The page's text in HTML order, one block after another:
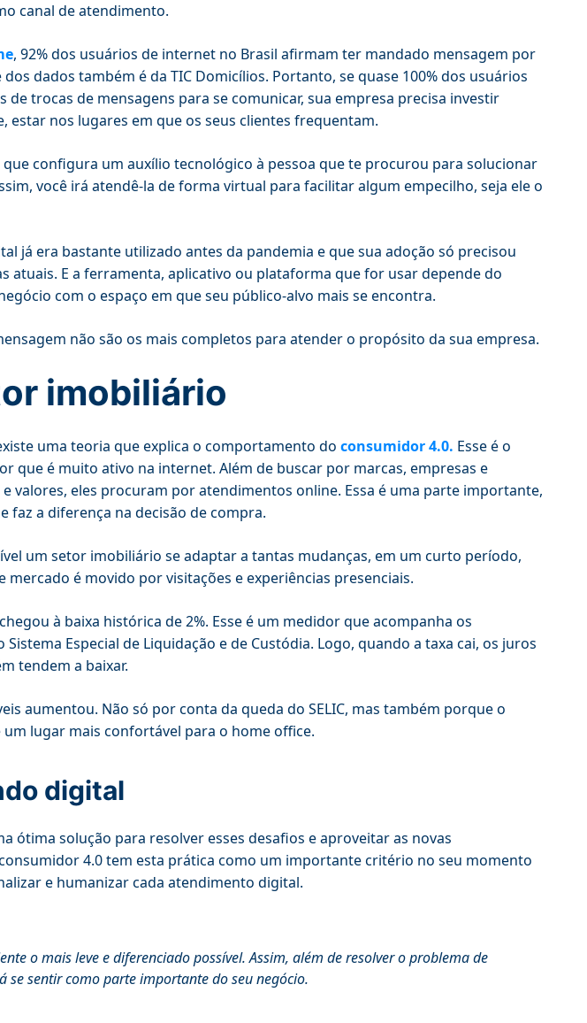
canal de atendimento.
, 92% dos usuários de internet no Brasil afirmam ter mandado mensagem por
dados também é da TIC Domicílios. Portanto, se quase 100% dos usuários
trocas de mensagens para se comunicar, sua empresa precisa investir
estar nos lugares em que os seus clientes frequentam.
configura um auxílio tecnológico à pessoa que te procurou para solucionar
você irá atendê-la de forma virtual para facilitar algum empecilho, seja ele o
já era bastante utilizado antes da pandemia e que sua adoção só precisou
atuais. E a ferramenta, aplicativo ou plataforma que for usar depende do
com o espaço em que seu público-alvo mais se encontra.
não são os mais completos para atender o propósito da sua empresa.
imobiliário
uma teoria que explica o comportamento do consumidor 4.0. Esse é o
que é muito ativo na internet. Além de buscar por marcas, empresas e
valores, eles procuram por atendimentos online. Essa é uma parte importante,
faz a diferença na decisão de compra.
um setor imobiliário se adaptar a tantas mudanças, em um curto período,
mercado é movido por visitações e experiências presenciais.
à baixa histórica de 2%. Esse é um medidor que acompanha os
Especial de Liquidação e de Custódia. Logo, quando a taxa cai, os juros
tendem a baixar.
aumentou. Não só por conta da queda do SELIC, mas também porque o
lugar mais confortável para o home office.
digital
ótima solução para resolver esses desafios e aproveitar as novas
4.0 tem esta prática como um importante critério no seu momento
e humanizar cada atendimento digital.
o mais leve e diferenciado possível. Assim, além de resolver o problema de
se sentir como parte importante do seu negócio.